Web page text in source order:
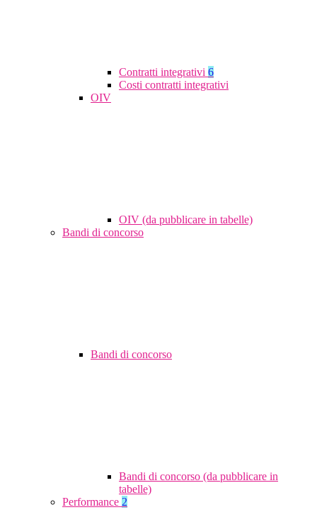
Contratti integrativi 6
Costi contratti integrativi
OIV
OIV (da pubblicare in tabelle)
Bandi di concorso
Bandi di concorso
Bandi di concorso (da pubblicare in
tabelle)
Performance 2